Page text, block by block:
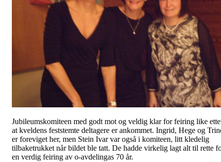
Jubileumskomiteen med godt mot og veldig klar for feiring like
at kveldens feststemte deltagere er ankommet. Ingrid, Hege og
er foreviget her, men Stein Ivar var også i komiteen, litt kledelig
tilbaketrukket når bildet ble tatt. De hadde virkelig lagt alt til rette
en verdig feiring av o-avdelingas 70 år.